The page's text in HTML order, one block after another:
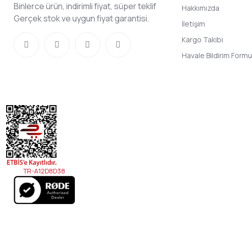
Binlerce ürün, indirimli fiyat, süper teklif
Gerçek stok ve uygun fiyat garantisi.
Hakkımızda
İletişim
Kargo Takibi
Havale Bildirim Formu
TR-A12D8D38